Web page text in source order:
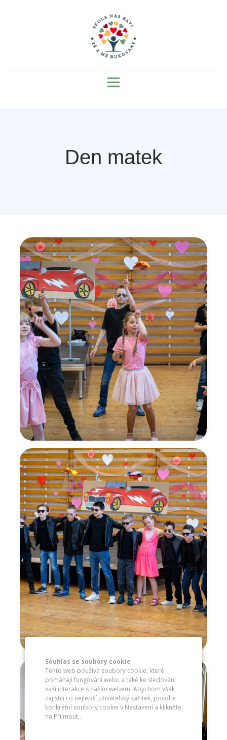
Souhlas se soubory cookie
Tento web používá soubory cookie, které
pomáhají fungování webu a také ke sledování
vaší interakce s naším webem. Abychom však
zajistili co nejlepší uživatelský zážitek, povolte
konkrétní soubory cookie v Nastavení a klikněte
na Přijmout..
Den matek